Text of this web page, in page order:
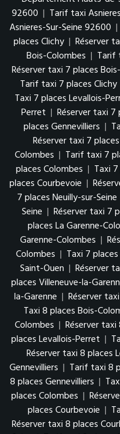
92600 | Tarif taxi
Asnieres-Sur-Seine 92600 |
places Clichy | Réserver
Bois-Colombes | Tarif
Réserver taxi 7 places
Tarif taxi 7 places Clichy
Taxi 7 places Levallois-
Perret | Réserver taxi 7
places Gennevilliers |
Réserver taxi 7
Colombes | Tarif taxi 7
places Colombes | Taxi
places Courbevoie |
7 places Neuilly-sur-Seine
Seine | Réserver taxi 7
places La Garenne-
Garenne-Colombes |
Colombes | Taxi 7
Saint-Ouen | Réserver
places Villeneuve-la-
la-Garenne | Réserver
Taxi 8 places Bois-
Colombes | Réserver
places Levallois-Perret |
Réserver taxi 8 places
Gennevilliers | Tarif taxi 8
8 places Gennevilliers |
places Colombes |
places Courbevoie |
Réserver taxi 8 places